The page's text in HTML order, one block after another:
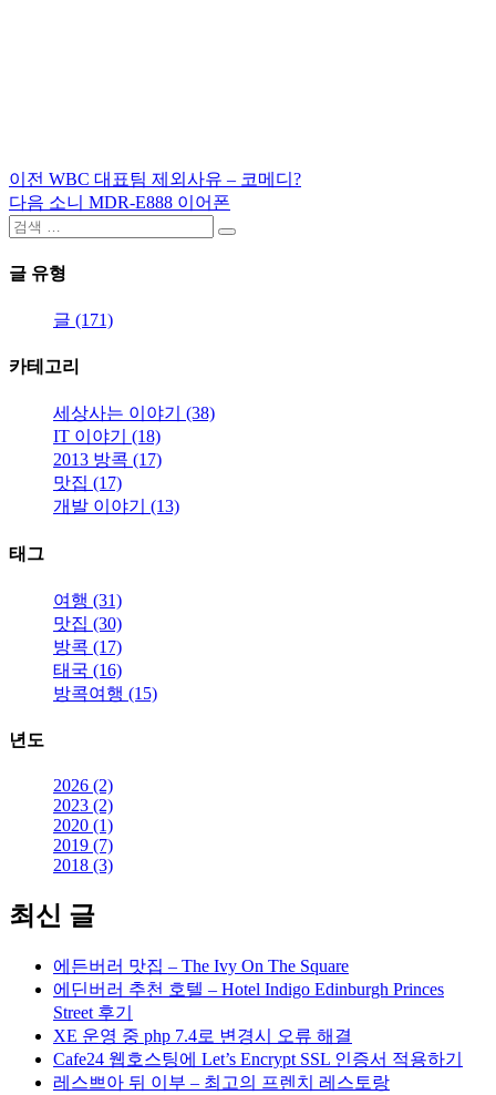
글
탐
이전 이
전
WBC 대표팀 제외사유 – 코메디?
다음 다
소니 MDR-E888 이어폰
검
검
글 유형
글 (171)
카테고리
세상사는 이야기 (38)
IT 이야기 (18)
2013 방콕 (17)
맛집 (17)
개발 이야기 (13)
태그
여행 (31)
맛집 (30)
방콕 (17)
태국 (16)
방콕여행 (15)
년도
2026 (2)
2023 (2)
2020 (1)
2019 (7)
2018 (3)
최신 글
에든버러 맛집 – The Ivy On The Square
에딘버러 추천 호텔 – Hotel Indigo Edinburgh Princes
Street 후기
XE 운영 중 php 7.4로 변경시 오류 해결
Cafe24 웹호스팅에 Let’s Encrypt SSL 인증서 적용하기
레스쁘아 뒤 이부 – 최고의 프렌치 레스토랑